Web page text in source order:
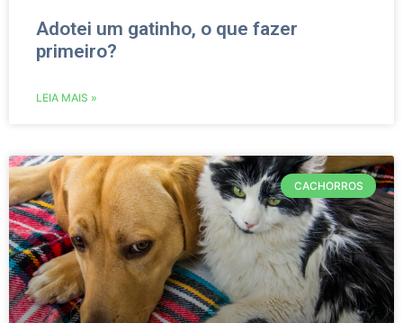
Adotei um gatinho, o que fazer
primeiro?
LEIA MAIS »
CACHORROS